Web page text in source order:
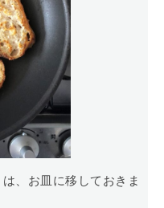
、お皿に移しておきま